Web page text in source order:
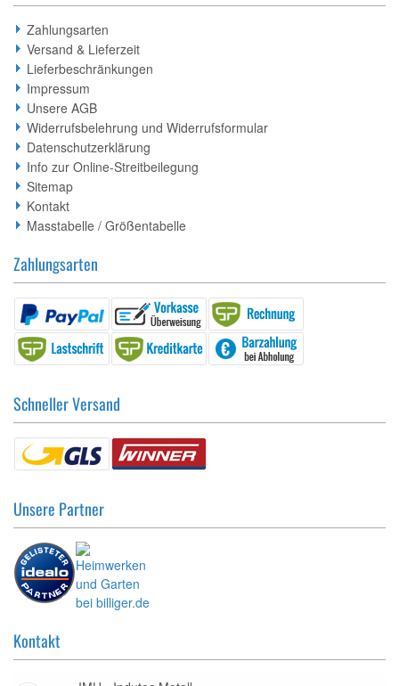
Zahlungsarten
Versand & Lieferzeit
Lieferbeschränkungen
Impressum
Unsere AGB
Widerrufsbelehrung und Widerrufsformular
Datenschutzerklärung
Info zur Online-Streitbeilegung
Sitemap
Kontakt
Masstabelle / Größentabelle
Zahlungsarten
Schneller Versand
Unsere Partner
Kontakt